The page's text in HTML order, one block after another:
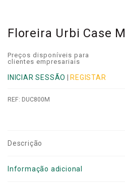
Floreira Urbi Case M
Preços disponíveis para
clientes empresariais
INICIAR SESSÃO REGISTAR
REF: DUC800M
Descrição
Informação adicional